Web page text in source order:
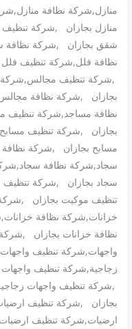
منازل,شركة نظافة
منازل بجازان ,شركة
شقق بجازان ,شركة
نظافة فلل,شركة تنظيف
,شركة تنظيف
بجازان ,شركة نظافة
نظافة مساجد,شركة تنظيف
بجازان ,شركة تنظيف
مسابح بجازان ,شركة
سجاد,شركة نظافة
سجاد بجازان ,شركة
تنظيف موكيت بجازان
خزانات,شركة نظافة
نظافة خزانات بجازان
واجهات,شركة تنظيف
زجاجية,شركة تنظيف
,شركة تنظيف واجهات
بجازان ,شركة تنظيف
ارضيات,شركة تنظيف